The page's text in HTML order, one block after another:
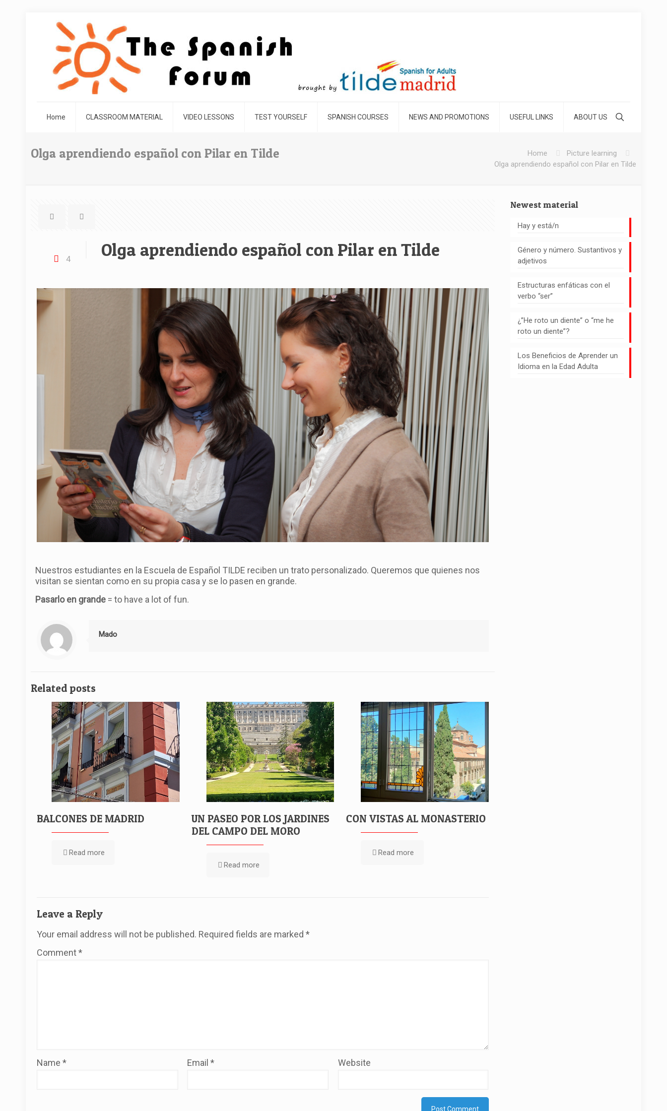
Home CLASSROOM MATERIAL VIDEO LESSONS TEST YOURSELF SPANISH COURSES NEWS AND PROMOTIONS USEFUL LINKS ABOUT US
Olga aprendiendo español con Pilar en Tilde Home
Picture learning
Olga aprendiendo español con Pilar en Tilde
4 Olga aprendiendo español con Pilar en Tilde
Nuestros estudiantes en la Escuela de Español TILDE reciben un trato personalizado. Queremos que quienes nos
visitan se sientan como en su propia casa y se lo pasen en grande.
Pasarlo en grande = to have a lot of fun.
Mado
Related posts
BALCONES DE MADRID
Read more
UN PASEO POR LOS JARDINES
DEL CAMPO DEL MORO
Read more
CON VISTAS AL MONASTERIO
Read more
Leave a Reply
Your email address will not be published. Required fields are marked *
Comment*
Name * Email* Website
Newest material
Hay y está/n
Género y número. Sustantivos y
adjetivos
Estructuras enfáticas con el
verbo “ser”
¿”He roto un diente” o “me he
roto un diente”?
Los Beneficios de Aprender un
Idioma en la Edad Adulta